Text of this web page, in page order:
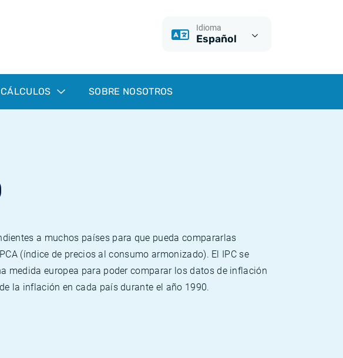
Idioma
Español
CÁLCULOS SOBRE NOSOTROS
a muchos países para que pueda compararlas
(índice de precios al consumo armonizado). El IPC se
medida europea para poder comparar los datos de inflación
la inflación en cada país durante el año 1990.